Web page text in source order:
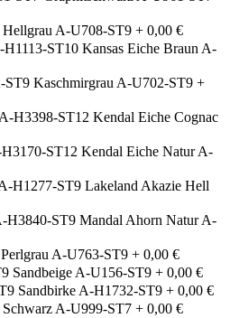
Hellgrau A-U708-ST9 + 0,00 €
Kansas Eiche Braun A-
Kaschmirgrau A-U702-ST9 +
Kendal Eiche Cognac
Kendal Eiche Natur A-
Lakeland Akazie Hell
Mandal Ahorn Natur A-
Perlgrau A-U763-ST9 + 0,00 €
Sandbeige A-U156-ST9 + 0,00 €
Sandbirke A-H1732-ST9 + 0,00 €
Schwarz A-U999-ST7 + 0,00 €